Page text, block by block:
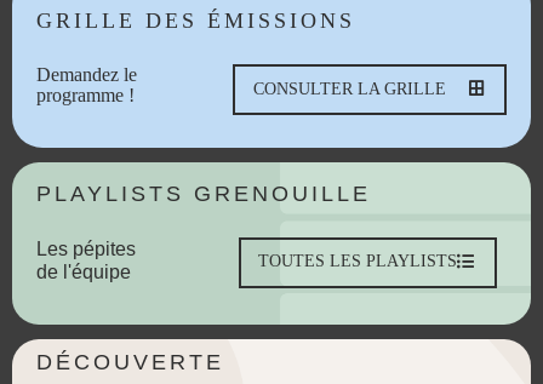
GRILLE DES ÉMISSIONS
Demandez le
programme !
CONSULTER LA GRILLE
PLAYLISTS GRENOUILLE
Les pépites
de l'équipe
TOUTES LES PLAYLISTS
DÉCOUVERTE